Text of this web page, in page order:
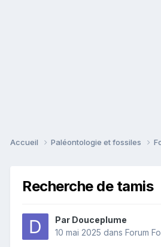
Accueil Paléontologie et fossiles
Recherche de tamis
Par Douceplume
10 mai 2025 dans Forum